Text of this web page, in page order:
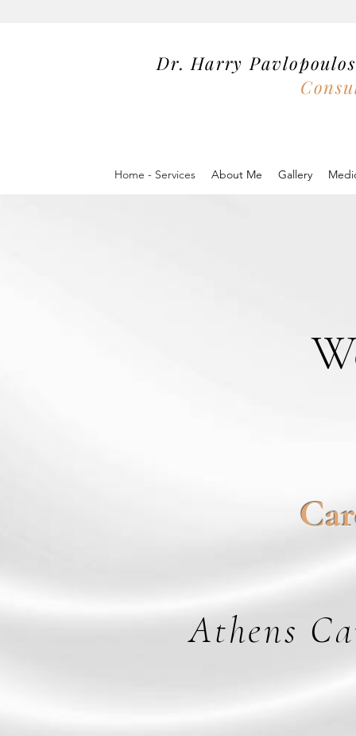
Dr. Harry Pavlopoulos
Home - Services About Me Gallery
Athens